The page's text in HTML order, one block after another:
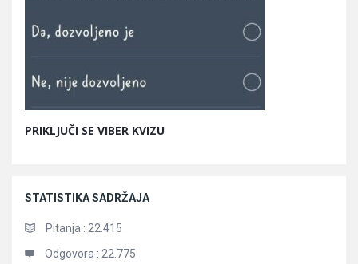
PRIKLJUČI SE VIBER KVIZU
STATISTIKA SADRŽAJA
Pitanja : 22.415
Odgovora : 22.775